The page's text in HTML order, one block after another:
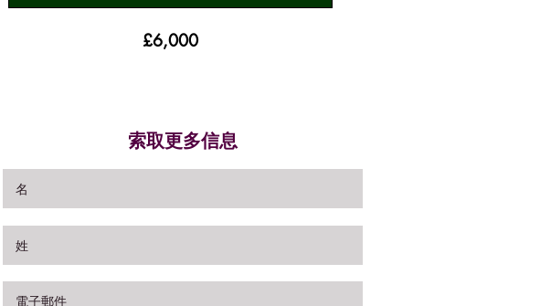
£6,000
索取更多信息